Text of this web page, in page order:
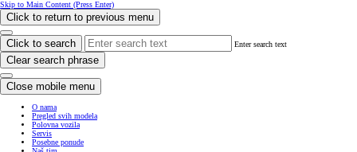
Skip to Main Content (Press Enter)
Click to return to previous menu
Click to search Enter search text
Clear search phrase
Close mobile menu
O nama
Pregled svih modela
Polovna vozila
Servis
Posebne ponude